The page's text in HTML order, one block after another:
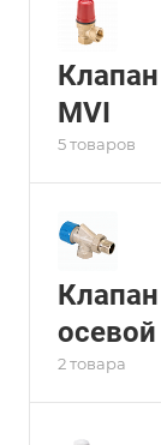
MVI
5 товаров
2 товара